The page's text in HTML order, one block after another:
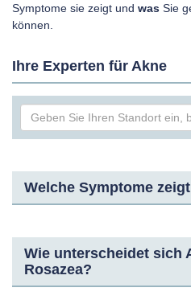
Symptome sie zeigt und was Sie
können.
Ihre Experten für Akne
Welche Symptome
Wie unterscheidet sich
Rosazea?